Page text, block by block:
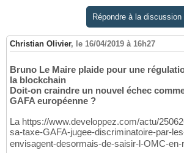
Répondre à la discussion
Christian Olivier, le 16/04/2019 à 16h27
Bruno Le Maire plaide pour une
la blockchain
Doit-on craindre un nouvel échec
GAFA européenne ?
La https://www.developpez.com/actu/
sa-taxe-GAFA-jugee-discriminatoire-par-
envisagent-desormais-de-saisir-l-OMC-en-